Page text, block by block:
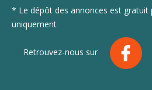
* Le dépôt des annonces est gratuit
uniquement
Retrouvez-nous sur